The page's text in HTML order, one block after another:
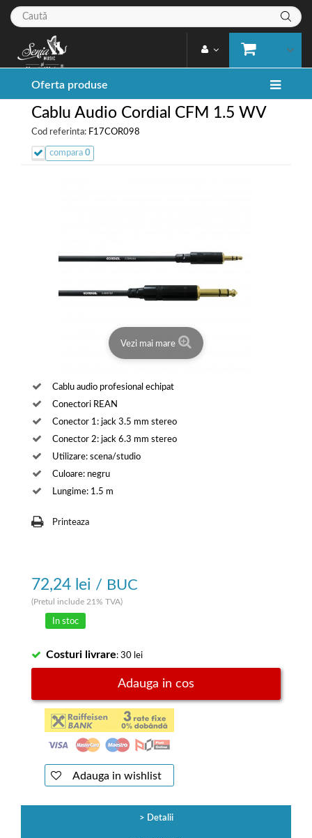
Oferta produse
Cablu Audio Cordial CFM 1.5 WV
Cod referinta: F17COR098
compara 0
Vezi mai mare
Cablu audio profesional echipat
Conectori REAN
Conector 1: jack 3.5 mm stereo
Conector 2: jack 6.3 mm stereo
Utilizare: scena/studio
Culoare: negru
Lungime: 1.5 m
Printeaza
72,24 lei / BUC
(Pretul include 21% TVA)
In stoc
Costuri livrare: 30 lei
Adauga in cos
Adauga in wishlist
Detalii